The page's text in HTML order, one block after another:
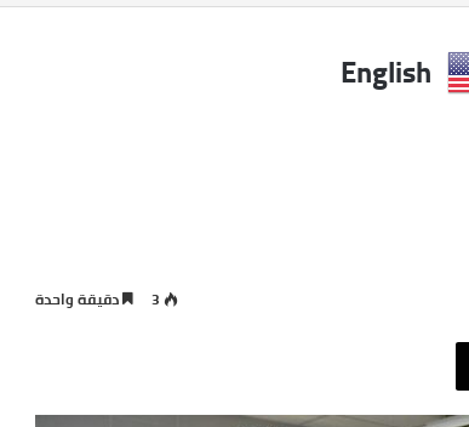
English
3 دقيقة واحدة